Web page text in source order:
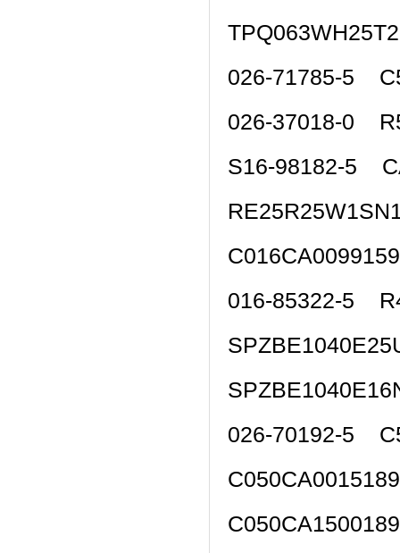
026-71785-5
026-37018-0
S16-98182-5
016-85322-5
026-70192-5